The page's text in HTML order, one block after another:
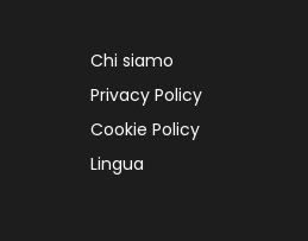
Chi siamo
Privacy Policy
Cookie Policy
Lingua